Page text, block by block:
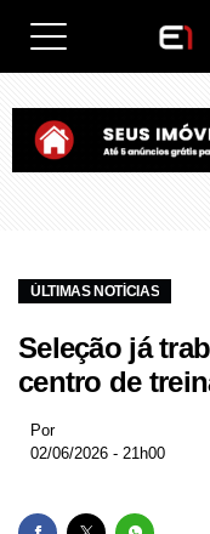
ÚLTIMAS NOTÍCIAS
Seleção já
centro de
Por
02/06/2026 - 21h00